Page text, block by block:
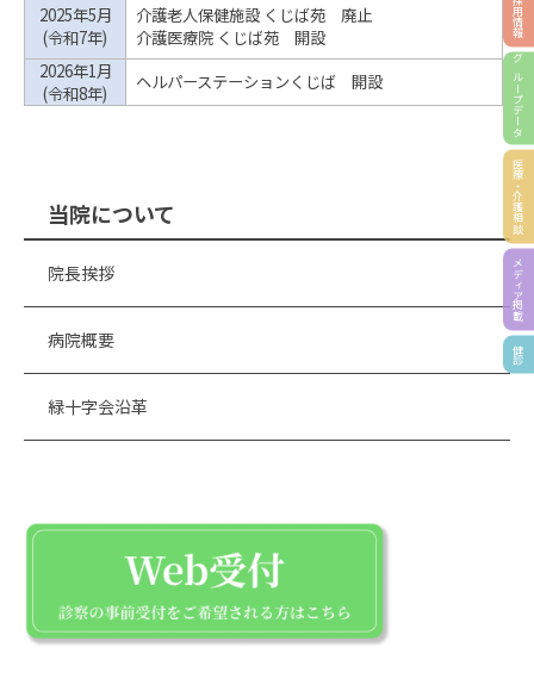
採用情報
グループデータ
医療・介護相談
メディア掲載
健診
当院について
院長挨拶
病院概要
緑十字会沿革
2025年5月
(令和7年)
介護老人保健施設 くじば苑 廃止
介護医療院 くじば苑 開設
2026年1月
(令和8年)
ヘルパーステーションくじば 開設